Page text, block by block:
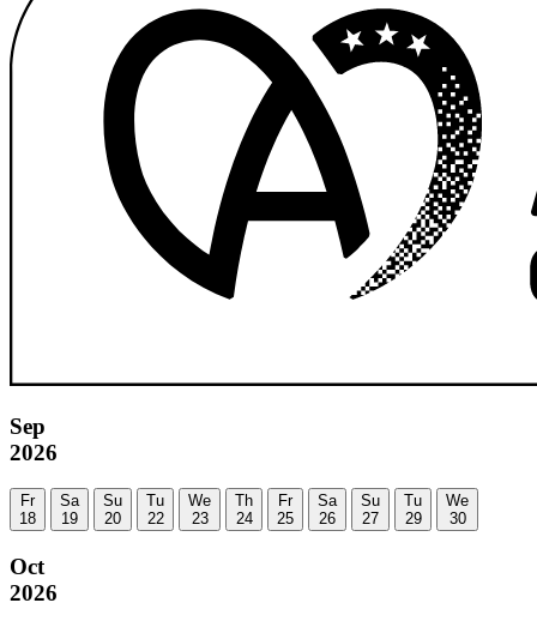
Sep
2026
Fr
18
Sa
19
Su
20
Tu
22
We
23
Th
24
Fr
25
Sa
26
Su
27
Tu
29
We
30
Oct
2026